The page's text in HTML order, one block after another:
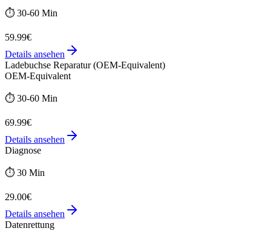
⏱️ 30-60 Min
59.99€
Details ansehen
Ladebuchse Reparatur (OEM-Equivalent)
OEM-Equivalent
⏱️ 30-60 Min
69.99€
Details ansehen
Diagnose
⏱️ 30 Min
29.00€
Details ansehen
Datenrettung